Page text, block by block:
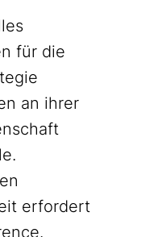
für die
an ihrer
erfordert